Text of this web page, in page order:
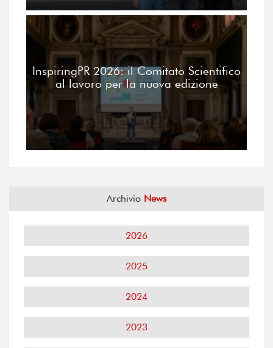
InspiringPR 2026: il Comitato Scientifico
al lavoro per la nuova edizione
Archivio News
2026
2025
2024
2023